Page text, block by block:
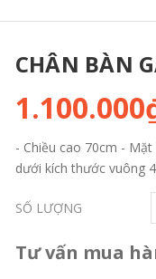
CHÂN BÀN
- Chiều cao 70cm -
dưới kích thước vuông
SỐ LƯỢNG
Tư vấn mua